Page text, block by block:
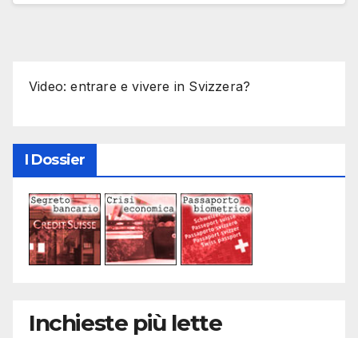
Video: entrare e vivere in Svizzera?
I Dossier
Inchieste più lette